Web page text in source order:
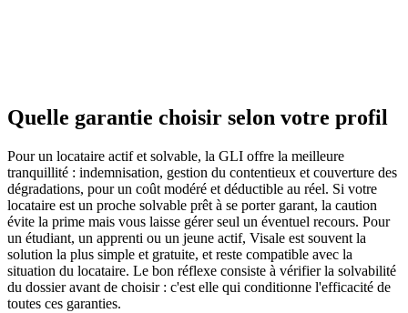
Quelle garantie choisir selon votre profil
Pour un locataire actif et solvable, la GLI offre la meilleure
tranquillité : indemnisation, gestion du contentieux et couverture des
dégradations, pour un coût modéré et déductible au réel. Si votre
locataire est un proche solvable prêt à se porter garant, la caution
évite la prime mais vous laisse gérer seul un éventuel recours. Pour
un étudiant, un apprenti ou un jeune actif, Visale est souvent la
solution la plus simple et gratuite, et reste compatible avec la
situation du locataire. Le bon réflexe consiste à vérifier la solvabilité
du dossier avant de choisir : c'est elle qui conditionne l'efficacité de
toutes ces garanties.